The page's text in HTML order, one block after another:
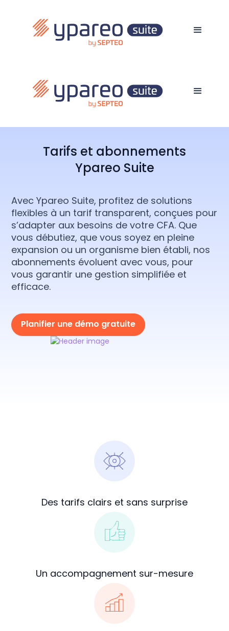
Tarifs et abonnements
Ypareo Suite
Avec Ypareo Suite, profitez de solutions
flexibles à un tarif transparent, conçues pour
s’adapter aux besoins de votre CFA. Que
vous débutiez, que vous soyez en pleine
expansion ou un organisme bien établi, nos
abonnements évoluent avec vous, pour
vous garantir une gestion simplifiée et
efficace.
Planifier une démo gratuite
Des tarifs clairs et sans surprise
Un accompagnement sur-mesure